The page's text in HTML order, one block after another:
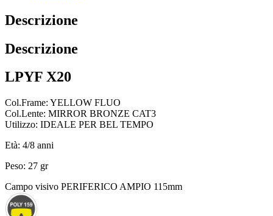
Descrizione
Descrizione
LPYF X20
Col.Frame: YELLOW FLUO
Col.Lente: MIRROR BRONZE CAT3
Utilizzo: IDEALE PER BEL TEMPO
Età: 4/8 anni
Peso: 27 gr
Campo visivo PERIFERICO AMPIO 115mm